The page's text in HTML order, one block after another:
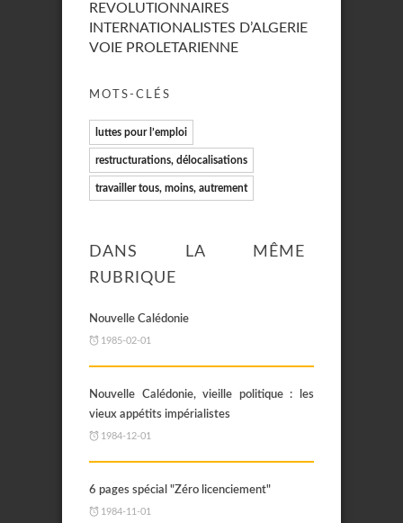
REVOLUTIONNAIRES
INTERNATIONALISTES D’ALGERIE
VOIE PROLETARIENNE
MOTS-CLÉS
luttes pour l’emploi
restructurations, délocalisations
travailler tous, moins, autrement
DANS LA MÊME
RUBRIQUE
Nouvelle Calédonie
1985-02-01
Nouvelle Calédonie, vieille politique : les
vieux appétits impérialistes
1984-12-01
6 pages spécial "Zéro licenciement"
1984-11-01